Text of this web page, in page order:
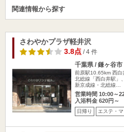
関連情報から探す
さわやかプラザ軽井沢
3.8点/ 4 件
千葉県 / 鎌ヶ谷市
前原駅10.65km 西白
北総線「西白井駅」
新京成線・北総線…
営業時間 10:00～
入浴料金 620円～
日帰り エステ・